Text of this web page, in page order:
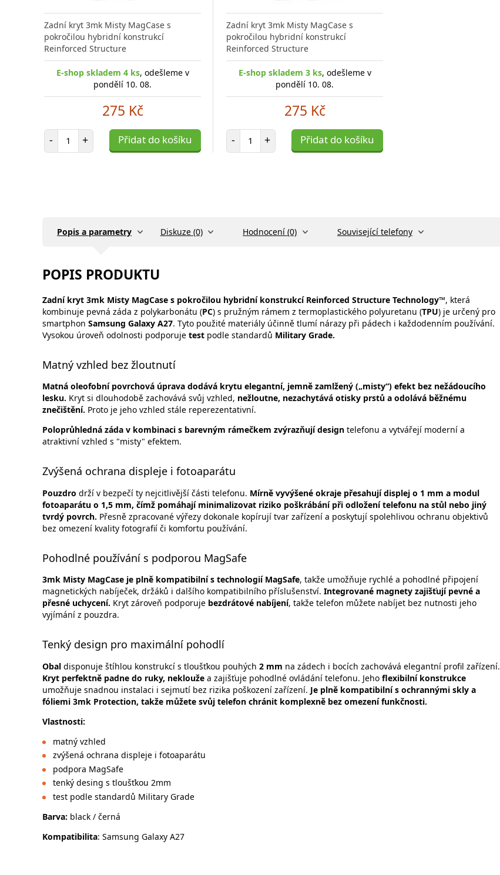
Zadní kryt 3mk Misty MagCase s
pokročilou hybridní konstrukcí
Reinforced Structure
E-shop skladem 4 ks, odešleme v
pondělí 10. 08.
275 Kč
- Počet položek
+ Přidat do košíku
Zadní kryt 3mk Misty MagCase s
pokročilou hybridní konstrukcí
Reinforced Structure
E-shop skladem 3 ks, odešleme v
pondělí 10. 08.
275 Kč
- Počet položek
+ Přidat do košíku
Popis a parametry Diskuze (0) Hodnocení (0) Související telefony
POPIS PRODUKTU
Zadní kryt 3mk Misty MagCase s pokročilou hybridní konstrukcí Reinforced Structure Technology™, která
kombinuje pevná záda z polykarbonátu (PC) s pružným rámem z termoplastického polyuretanu (TPU) je určený pro
smartphon Samsung Galaxy A27. Tyto použité materiály účinně tlumí nárazy při pádech i každodenním používání.
Vysokou úroveň odolnosti podporuje test podle standardů Military Grade.
Matný vzhled bez žloutnutí
Matná oleofobní povrchová úprava dodává krytu elegantní, jemně zamlžený („misty“) efekt bez nežádoucího
lesku. Kryt si dlouhodobě zachovává svůj vzhled, nežloutne, nezachytává otisky prstů a odolává běžnému
znečištění. Proto je jeho vzhled stále reperezentativní.
Poloprůhledná záda v kombinaci s barevným rámečkem zvýrazňují design telefonu a vytvářejí moderní a
atraktivní vzhled s "misty" efektem.
Zvýšená ochrana displeje i fotoaparátu
Pouzdro drží v bezpečí ty nejcitlivější části telefonu. Mírně vyvýšené okraje přesahují displej o 1 mm a modul
fotoaparátu o 1,5 mm, čímž pomáhají minimalizovat riziko poškrábání při odložení telefonu na stůl nebo jiný
tvrdý povrch. Přesně zpracované výřezy dokonale kopírují tvar zařízení a poskytují spolehlivou ochranu objektivů
bez omezení kvality fotografií či komfortu používání.
Pohodlné používání s podporou MagSafe
3mk Misty MagCase je plně kompatibilní s technologií MagSafe, takže umožňuje rychlé a pohodlné připojení
magnetických nabíječek, držáků i dalšího kompatibilního příslušenství. Integrované magnety zajišťují pevné a
přesné uchycení. Kryt zároveň podporuje bezdrátové nabíjení, takže telefon můžete nabíjet bez nutnosti jeho
vyjímání z pouzdra.
Tenký design pro maximální pohodlí
Obal disponuje štíhlou konstrukcí s tloušťkou pouhých 2 mm na zádech i bocích zachovává elegantní profil zařízení.
Kryt perfektně padne do ruky, neklouže a zajišťuje pohodlné ovládání telefonu. Jeho flexibilní konstrukce
umožňuje snadnou instalaci i sejmutí bez rizika poškození zařízení. Je plně kompatibilní s ochrannými skly a
fóliemi 3mk Protection, takže můžete svůj telefon chránit komplexně bez omezení funkčnosti.
Vlastnosti:
matný vzhled
zvýšená ochrana displeje i fotoaparátu
podpora MagSafe
tenký desing s tloušťkou 2mm
test podle standardů Military Grade
Barva: black / černá
Kompatibilita: Samsung Galaxy A27